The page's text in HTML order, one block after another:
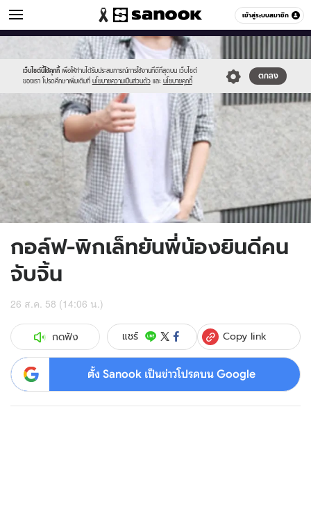
เข้าสู่ระบบสมาชิก
ข่าวบันเทิง หมวดอื่นๆ
เว็บไซต์นี้ใช้คุกกี้ เพื่อให้ท่านได้รับประสบการณ์การใช้งานที่ดีที่สุดบน เว็บไซต์
ของเรา โปรดศึกษาเพิ่มเติมที่ นโยบายความเป็นส่วนตัว และ นโยบายคุกกี้
ตกลง
//s.isanook.com/sr/0/images/logo-
new-
sanook.png
//s.isanook.com/ns/0/ud/370/1854610/641710-
01.jpg
กอล์ฟ-พิกเล็ทยันพี่น้องยินดีคน
จับจิ้น
26 ส.ค. 58 (14:06 น.)
กดฟัง แชร์ Copy link
ตั้ง Sanook เป็นข่าวโปรดบน Google